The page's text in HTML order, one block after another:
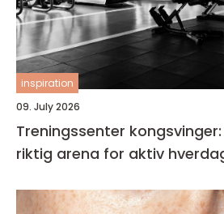
inspiration
09. July 2026
Treningssenter
riktig arena for aktiv